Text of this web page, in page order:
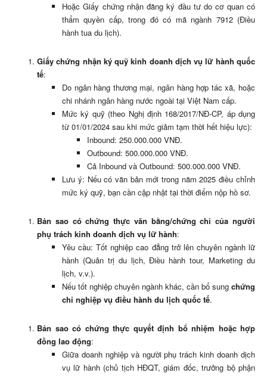
Hoặc Giấy chứng nhận đăng ký đầu tư do cơ quan có
thẩm quyền cấp, trong đó có mã ngành 7912 (Điều
hành tua du lịch).
Giấy chứng nhận ký quỹ kinh doanh dịch vụ lữ hành quốc
tế:
Do ngân hàng thương mại, ngân hàng hợp tác xã, hoặc
chi nhánh ngân hàng nước ngoài tại Việt Nam cấp.
Mức ký quỹ (theo Nghị định 168/2017/NĐ-CP, áp dụng
từ 01/01/2024 sau khi mức giảm tạm thời hết hiệu lực):
Inbound: 250.000.000 VNĐ.
Outbound: 500.000.000 VNĐ.
Cả Inbound và Outbound: 500.000.000 VNĐ.
Lưu ý: Nếu có văn bản mới trong năm 2025 điều chỉnh
mức ký quỹ, bạn cần cập nhật tại thời điểm nộp hồ sơ.
Bản sao có chứng thực văn bằng/chứng chỉ của người
phụ trách kinh doanh dịch vụ lữ hành:
Yêu cầu: Tốt nghiệp cao đẳng trở lên chuyên ngành lữ
hành (Quản trị du lịch, Điều hành tour, Marketing du
lịch, v.v.).
Nếu tốt nghiệp chuyên ngành khác, cần bổ sung chứng
chỉ nghiệp vụ điều hành du lịch quốc tế.
Bản sao có chứng thực quyết định bổ nhiệm hoặc hợp
đồng lao động:
Giữa doanh nghiệp và người phụ trách kinh doanh dịch
vụ lữ hành (chủ tịch HĐQT, giám đốc, trưởng bộ phận